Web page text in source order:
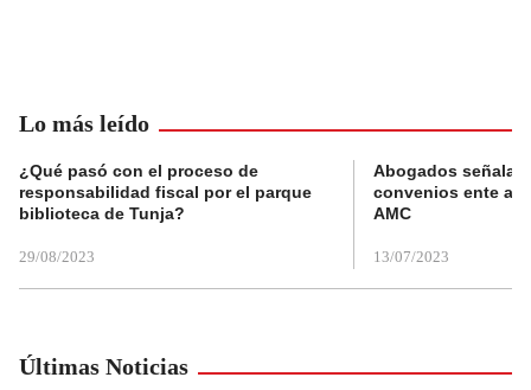
Lo más leído
¿Qué pasó con el proceso de
responsabilidad fiscal por el parque
biblioteca de Tunja?
29/08/2023
Abogados
convenios ente
AMC
13/07/2023
Últimas Noticias